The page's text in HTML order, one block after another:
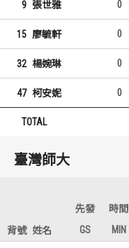
9 張世雅 0
15 廖毓軒 0
32 楊婉琳 0
47 柯安妮 0
TOTAL
臺灣師大
先發
時間
背號 姓名 GS MIN